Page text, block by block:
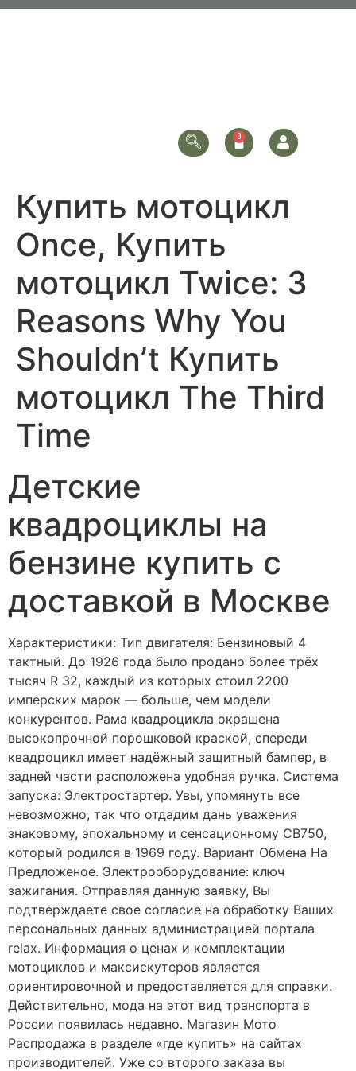
Купить мотоцикл
Once, Купить
мотоцикл Twice: 3
Reasons Why You
Shouldn’t Купить
мотоцикл The Third
Time
Детские
квадроциклы на
бензине купить с
доставкой в Москве
Характеристики: Тип двигателя: Бензиновый 4
тактный. До 1926 года было продано более трёх
тысяч R 32, каждый из которых стоил 2200
имперских марок — больше, чем модели
конкурентов. Рама квадроцикла окрашена
высокопрочной порошковой краской, спереди
квадроцикл имеет надёжный защитный бампер, в
задней части расположена удобная ручка. Система
запуска: Электростартер. Увы, упомянуть все
невозможно, так что отдадим дань уважения
знаковому, эпохальному и сенсационному CB750,
который родился в 1969 году. Вариант Обмена На
Предложеное. Электрооборудование: ключ
зажигания. Отправляя данную заявку, Вы
подтверждаете свое согласие на обработку Ваших
персональных данных администрацией портала
relax. Информация о ценах и комплектации
мотоциклов и максискутеров является
ориентировочной и предоставляется для справки.
Действительно, мода на этот вид транспорта в
России появилась недавно. Магазин Мото
Распродажа в разделе «где купить» на сайтах
производителей. Уже со второго заказа вы